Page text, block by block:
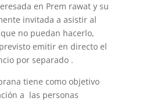
en Prem rawat y su
invitada a asistir al
no puedan hacerlo,
emitir en directo el
por separado .
tiene como objetivo
a las personas